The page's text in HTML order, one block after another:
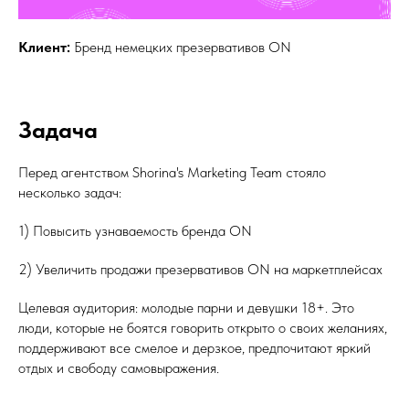
Клиент: Бренд немецких презервативов ON
Задача
Перед агентством Shorina's Marketing Team стояло
несколько задач:
1) Повысить узнаваемость бренда ON
2) Увеличить продажи презервативов ON на маркетплейсах
Целевая аудитория: молодые парни и девушки 18+. Это
люди, которые не боятся говорить открыто о своих желаниях,
поддерживают все смелое и дерзкое, предпочитают яркий
отдых и свободу самовыражения.